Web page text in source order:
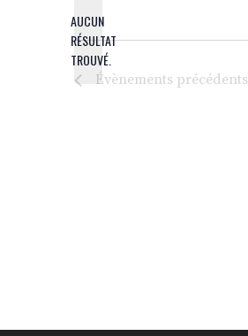
NOTICE
AUCUN
RÉSULTAT
TROUVÉ.
Évènements précédents